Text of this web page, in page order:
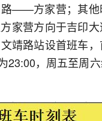
——方家营；其他
家营方向于吉印大
靖路站设首班车
，周五至周六